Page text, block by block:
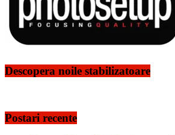
Descopera noile stabilizatoare
Postari recente